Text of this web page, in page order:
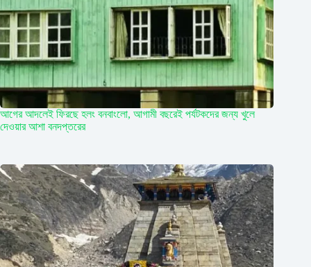
আগের আদলেই ফিরছে হলং বনবাংলো, আগামী বছরেই পর্যটকদের জন্য খুলে
দেওয়ার আশা বনদপ্তরের